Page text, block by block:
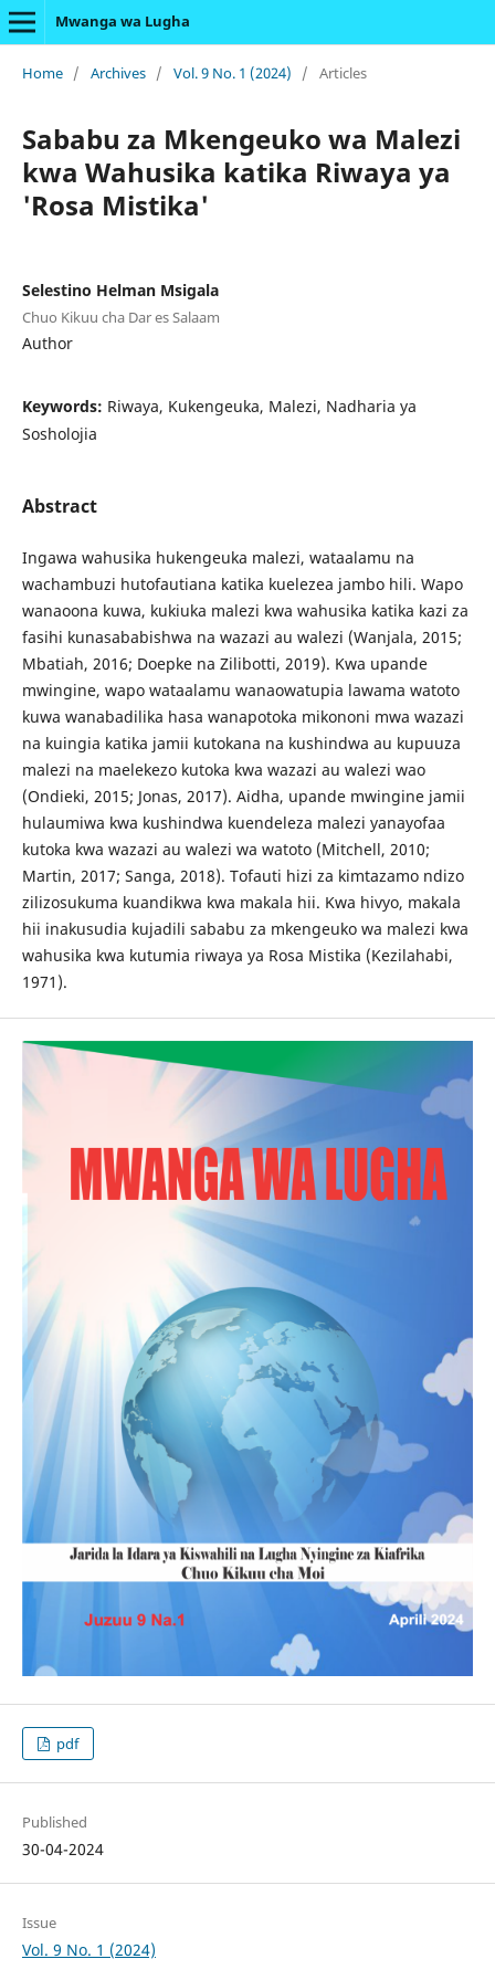
Mwanga wa Lugha
Home / Archives / Vol. 9 No. 1 (2024) / Articles
Sababu za Mkengeuko wa Malezi
kwa Wahusika katika Riwaya ya
'Rosa Mistika'
Selestino Helman Msigala
Chuo Kikuu cha Dar es Salaam
Author
Keywords: Riwaya, Kukengeuka, Malezi, Nadharia ya
Sosholojia
Abstract
Ingawa wahusika hukengeuka malezi, wataalamu na
wachambuzi hutofautiana katika kuelezea jambo hili. Wapo
wanaoona kuwa, kukiuka malezi kwa wahusika katika kazi za
fasihi kunasababishwa na wazazi au walezi (Wanjala, 2015;
Mbatiah, 2016; Doepke na Zilibotti, 2019). Kwa upande
mwingine, wapo wataalamu wanaowatupia lawama watoto
kuwa wanabadilika hasa wanapotoka mikononi mwa wazazi
na kuingia katika jamii kutokana na kushindwa au kupuuza
malezi na maelekezo kutoka kwa wazazi au walezi wao
(Ondieki, 2015; Jonas, 2017). Aidha, upande mwingine jamii
hulaumiwa kwa kushindwa kuendeleza malezi yanayofaa
kutoka kwa wazazi au walezi wa watoto (Mitchell, 2010;
Martin, 2017; Sanga, 2018). Tofauti hizi za kimtazamo ndizo
zilizosukuma kuandikwa kwa makala hii. Kwa hivyo, makala
hii inakusudia kujadili sababu za mkengeuko wa malezi kwa
wahusika kwa kutumia riwaya ya Rosa Mistika (Kezilahabi,
1971).
pdf
Published
30-04-2024
Issue
Vol. 9 No. 1 (2024)